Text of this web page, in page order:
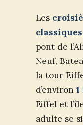
Les
classiques
pont de
Neuf,
la tour
d’environ 1
Eiffel et
adulte se